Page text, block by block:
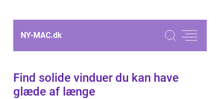
NY-MAC.dk
Find solide vinduer du kan have
glæde af længe